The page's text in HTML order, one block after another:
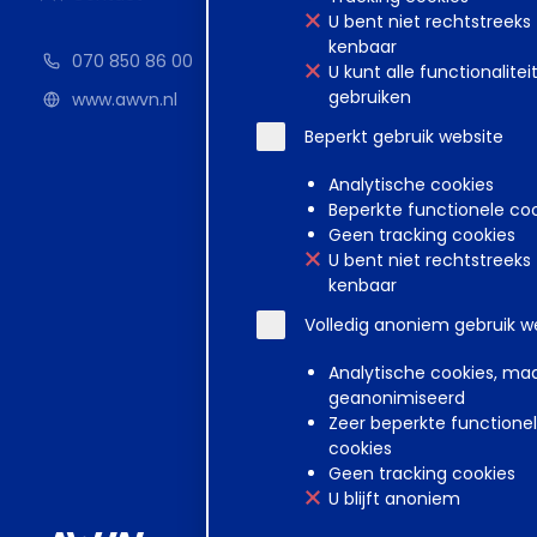
U bent niet rechtstreeks
kenbaar
U kunt alle
gebruiken
Beperkt gebruik website
Analytische cookies
Beperkte functionele
Geen tracking cookies
U bent niet rechtstreeks
kenbaar
Volledig anoniem gebruik
Analytische cookies,
geanonimiseerd
Zeer beperkte
cookies
Geen tracking cookies
U blijft anoniem
070 850 86 00
www.awvn.nl